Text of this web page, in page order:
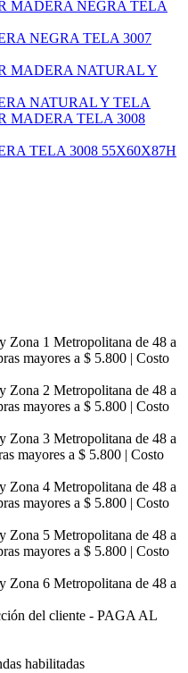
NEGRA TELA 3007
NATURAL Y TELA
TELA 3008 55X60X87H
Zona 1 Metropolitana de 48 a
mayores a $ 5.800 | Costo
Zona 2 Metropolitana de 48 a
mayores a $ 5.800 | Costo
Zona 3 Metropolitana de 48 a
mayores a $ 5.800 | Costo
Zona 4 Metropolitana de 48 a
mayores a $ 5.800 | Costo
Zona 5 Metropolitana de 48 a
mayores a $ 5.800 | Costo
Zona 6 Metropolitana de 48 a
del cliente - PAGA AL
habilitadas